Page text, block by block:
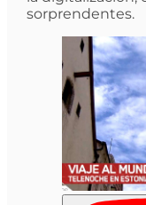
sorprendentes.